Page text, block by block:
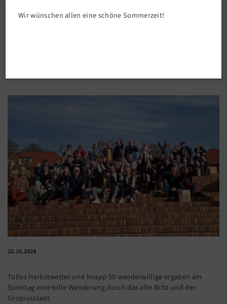
22.10.2024
Tolles Herbstwetter und knapp 50 wanderwillige ergaben am
Sonntag eine tolle Wanderung durch das alte Britz und der
Gropiusstadt.
Wir wünschen allen eine schöne Sommerzeit!